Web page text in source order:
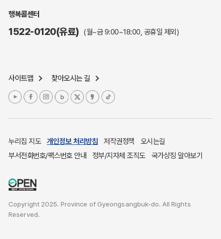
업무추진비 공개
주민참여예산제도
여성복지
장애인 복지시책
귀농귀촌종합지원센터
부동산중개보수 안내
행복콜센터
1522-0120(유료) (월~금 9:00~18:00, 공휴일 제외)
사이트맵 찾아오시는 길
누리집 지도 개인정보 처리방침 저작권정책
오시는길
부서전화번호/팩스번호 안내
정부/지자체 조직도 국가상징 알아보기
Copyright 2025. Province of Gyeongsangbuk-do. All Rights
Reserved.